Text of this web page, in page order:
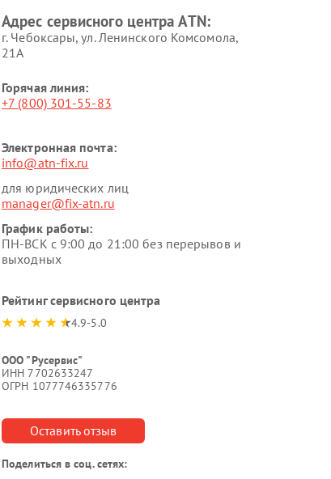
Адрес сервисного центра ATN:
г. Чебоксары, ул. Ленинского Комсомола,
21А
Горячая линия:
+7 (800) 301-55-83
Электронная почта:
info@atn-fix.ru
для юридических лиц
manager@fix-atn.ru
График работы:
ПН-ВСК с 9:00 до 21:00 без перерывов и
выходных
Рейтинг сервисного центра
4.9-5.0
ООО "Русервис"
ИНН 7702633247
ОГРН 1077746335776
Оставить отзыв
Поделиться в соц. сетях: